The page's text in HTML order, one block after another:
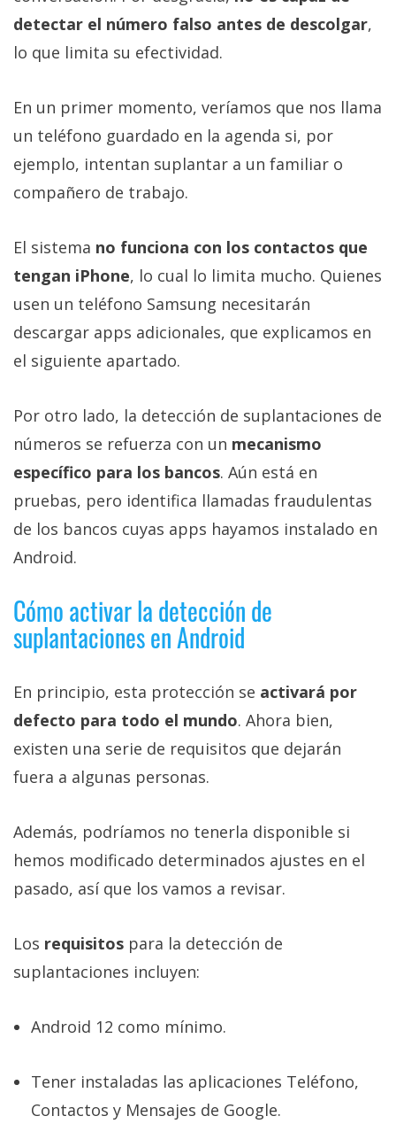
detectar el número falso antes de descolgar,
lo que limita su efectividad.
En un primer momento, veríamos que nos llama
un teléfono guardado en la agenda si, por
ejemplo, intentan suplantar a un familiar o
compañero de trabajo.
El sistema no funciona con los contactos que
tengan iPhone, lo cual lo limita mucho. Quienes
usen un teléfono Samsung necesitarán
descargar apps adicionales, que explicamos en
el siguiente apartado.
Por otro lado, la detección de suplantaciones de
números se refuerza con un mecanismo
específico para los bancos. Aún está en
pruebas, pero identifica llamadas fraudulentas
de los bancos cuyas apps hayamos instalado en
Android.
Cómo activar la detección de
suplantaciones en Android
En principio, esta protección se activará por
defecto para todo el mundo. Ahora bien,
existen una serie de requisitos que dejarán
fuera a algunas personas.
Además, podríamos no tenerla disponible si
hemos modificado determinados ajustes en el
pasado, así que los vamos a revisar.
Los requisitos para la detección de
suplantaciones incluyen:
Android 12 como mínimo.
Tener instaladas las aplicaciones Teléfono,
Contactos y Mensajes de Google.